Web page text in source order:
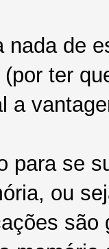
nada de
ter
a
para se
ou